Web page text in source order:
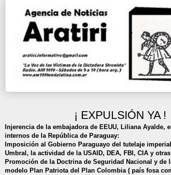
¡ EXPULSIÓN YA !
Injerencia de la embajadora de EEUU, Liliana Ayalde,
internos de la República de Paraguay:
Imposición al Gobierno Paraguayo del tutelaje
Umbral, la actividad de la USAID, DEA, FBI, CIA y
Promoción de la Doctrina de Seguridad Nacional y de
modelo Plan Patriota del Plan Colombia ( país fosa